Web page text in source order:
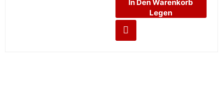
In Den Warenkorb
Legen